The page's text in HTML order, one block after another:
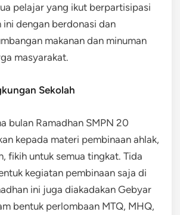
pelajar yang ikut berpartisipasi
ini dengan berdonasi dan
makanan dan minuman
masyarakat.
Sekolah
bulan Ramadhan SMPN 20
kepada materi pembinaan ahlak,
fikih untuk semua tingkat. Tida
kegiatan pembinaan saja di
ini juga diakadakan Gebyar
bentuk perlombaan MTQ, MHQ,